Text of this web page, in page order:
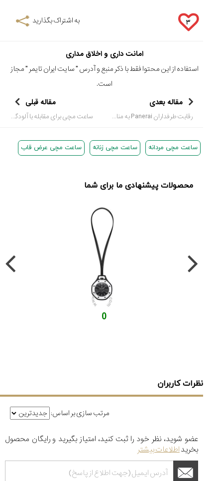
۳ به اشتراک بگذارید
امانت داری و اخلاق مداری
استفاده از این محتوا فقط با ذکر منبع و آدرس "سایت ایران تایمر " مجاز
است.
مقاله بعدی
رقابت طرفداران Panerai به مناسبت 20مین سالگرد این برند
مقاله قبلی
ساعت مچی برای مقابله با آلودگی دریا و اقیانوس ها
ساعت مچی مردانه ساعت مچی زنانه ساعت مچی عرض قاب
محصولات پیشنهادی ما برای شما
0
نظرات کاربران
مرتب سازی بر اساس:
عضو شوید، نظر خود را ثبت کنید، امتیاز بگیرید و رایگان محصول
بخریداطلاعات بیشتر